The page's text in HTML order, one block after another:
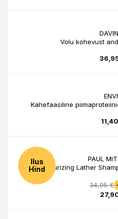
Volu kohevust
Kahefaasiline
Ilus
Hind
PAUL
AWG Moisturizing Lather
34,95 €